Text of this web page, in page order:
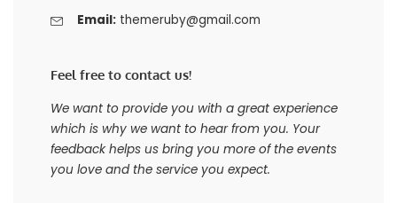
Email: themeruby@gmail.com
Feel free to contact us!
We want to provide you with a great experience
which is why we want to hear from you. Your
feedback helps us bring you more of the events
you love and the service you expect.